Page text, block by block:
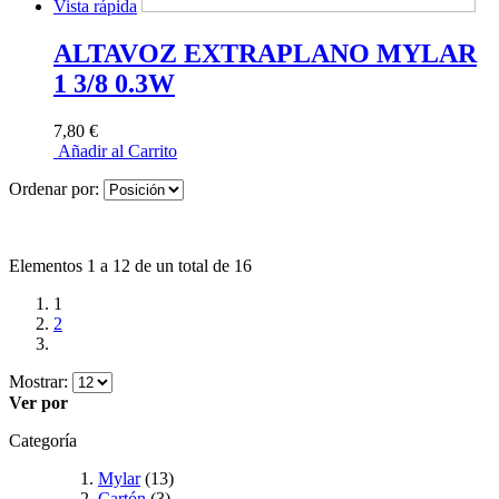
Vista rápida
ALTAVOZ EXTRAPLANO MYLAR
1 3/8 0.3W
7,80 €
Añadir al Carrito
Ordenar por:
Elementos 1 a 12 de un total de 16
1
2
Mostrar:
Ver por
Categoría
Mylar(13)